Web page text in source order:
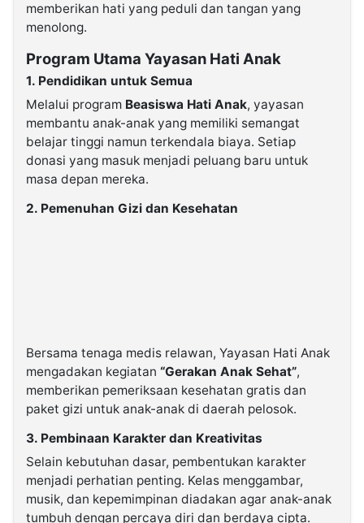
memberikan hati yang peduli dan tangan yang
menolong.
Program Utama Yayasan Hati Anak
1. Pendidikan untuk Semua
Melalui program Beasiswa Hati Anak, yayasan
membantu anak-anak yang memiliki semangat
belajar tinggi namun terkendala biaya. Setiap
donasi yang masuk menjadi peluang baru untuk
masa depan mereka.
2. Pemenuhan Gizi dan Kesehatan
Bersama tenaga medis relawan, Yayasan Hati Anak
mengadakan kegiatan “Gerakan Anak Sehat”,
memberikan pemeriksaan kesehatan gratis dan
paket gizi untuk anak-anak di daerah pelosok.
3. Pembinaan Karakter dan Kreativitas
Selain kebutuhan dasar, pembentukan karakter
menjadi perhatian penting. Kelas menggambar,
musik, dan kepemimpinan diadakan agar anak-anak
tumbuh dengan percaya diri dan berdaya cipta.